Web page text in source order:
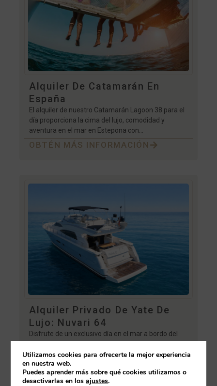
Alquiler De Catamarán En
España
El alquiler de nuestro Catamarán Lagoon 38 para el
día proporciona la cima del lujo, comodidad y
aventura en el mar en Estepona con...
OBTÉN MÁS INFORMACIÓN
Alquiler Privado De Yate De
Lujo: Nuvari 64
Disfrute de un exclusivo día en el mar a bordo del
64 pies que zarpa desde el emblemático…
OBTÉN MÁS INFORMACIÓN
Utilizamos cookies para ofrecerte la mejor experiencia
en nuestra web.
Puedes aprender más sobre qué cookies utilizamos o
desactivarlas en losajustes.